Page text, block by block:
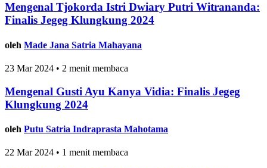
Mengenal Tjokorda Istri Dwiary Putri Witrananda:
Finalis Jegeg Klungkung 2024
oleh Made Jana Satria Mahayana
23 Mar 2024 • 2 menit membaca
Mengenal Gusti Ayu Kanya Vidia: Finalis Jegeg
Klungkung 2024
oleh Putu Satria Indraprasta Mahotama
22 Mar 2024 • 1 menit membaca